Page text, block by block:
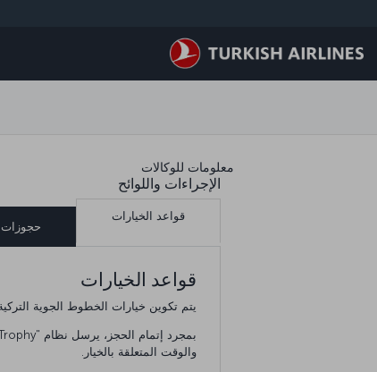
معلومات للوكالات
الإجراءات واللوائح
قواعد الخيارات
حجوزات
قواعد الخيارات
يتم تكوين خيارات الخطوط الجوية
والوقت المتعلقة بالخيار.